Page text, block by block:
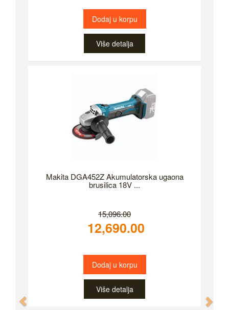
Dodaj u korpu
Više detalja
Makita DGA452Z Akumulatorska ugaona
brusilica 18V ...
15,096.00
12,690.00
Dodaj u korpu
Više detalja